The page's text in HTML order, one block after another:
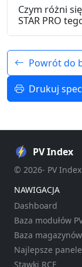
Czym różni
STAR PRO
Powrót do
Drukuj
PV Index
© 2026- PV
NAWIGACJA
Dashboard
Baza modułów
Baza
Najlepsze panele
Stawki RCE